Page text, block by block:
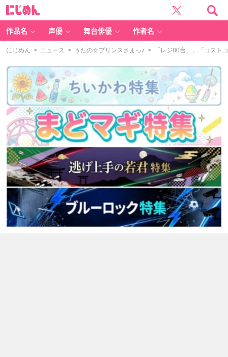
作品名 声優 舞台俳優 作者名
にじめん > ニュース > うたの☆プリンスさまっ♪ > 「レジ80台」、「コスト